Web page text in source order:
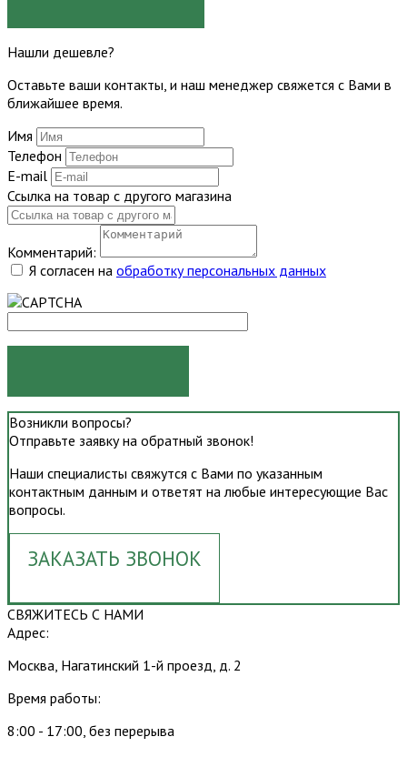
Нашли дешевле?
Оставьте ваши контакты, и наш менеджер свяжется с Вами в
ближайшее время.
Имя
Телефон
E-mail
Ссылка на товар с другого магазина
Комментарий:
Я согласен на обработку персональных данных
Возникли вопросы?
Отправьте заявку на обратный звонок!
Наши специалисты свяжутся с Вами по указанным
контактным данным и ответят на любые интересующие Вас
вопросы.
ЗАКАЗАТЬ ЗВОНОК
СВЯЖИТЕСЬ С НАМИ
Адрес:
Москва, Нагатинский 1-й проезд, д. 2
Время работы:
8:00 - 17:00, без перерыва